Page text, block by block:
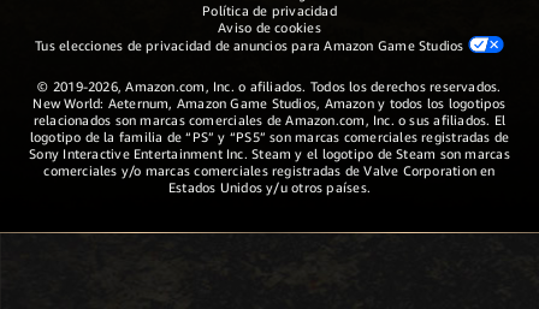
Política de privacidad
Aviso de cookies
Tus elecciones de privacidad de anuncios para Amazon Game Studios
© 2019-2026, Amazon.com, Inc. o afiliados. Todos los derechos reservados.
New World: Aeternum, Amazon Game Studios, Amazon y todos los logotipos
relacionados son marcas comerciales de Amazon.com, Inc. o sus afiliados. El
logotipo de la familia de “PS” y “PS5” son marcas comerciales registradas de
Sony Interactive Entertainment Inc. Steam y el logotipo de Steam son marcas
comerciales y/o marcas comerciales registradas de Valve Corporation en
Estados Unidos y/u otros países.